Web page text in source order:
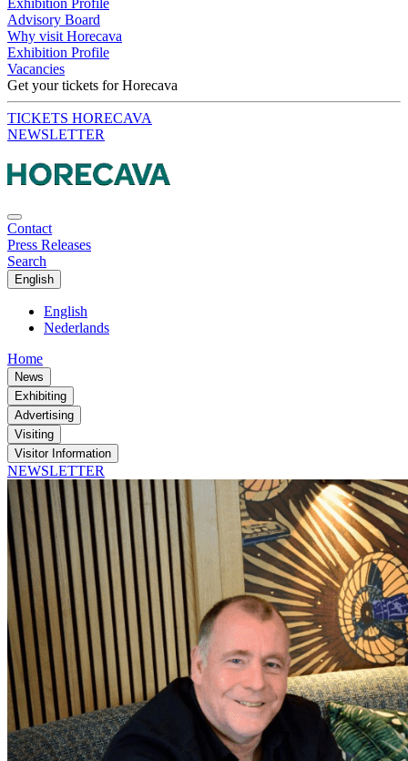
Exhibition Profile
Advisory Board
Why visit Horecava
Exhibition Profile
Vacancies
Get your tickets for Horecava
TICKETS HORECAVA
NEWSLETTER
Contact
Press Releases
Search
English
English
Nederlands
Home
News
Exhibiting
Advertising
Visiting
Visitor Information
NEWSLETTER